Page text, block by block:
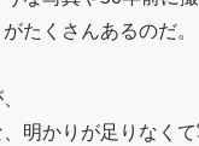
たくさんあるのだ。
明かりが足りなく